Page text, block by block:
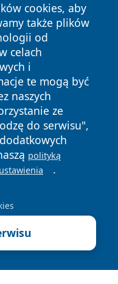
cookies, aby
także plików
od
celach
i
te mogą być
naszych
ze
do serwisu",
polityką
.
prawa
Polityka
Cookies